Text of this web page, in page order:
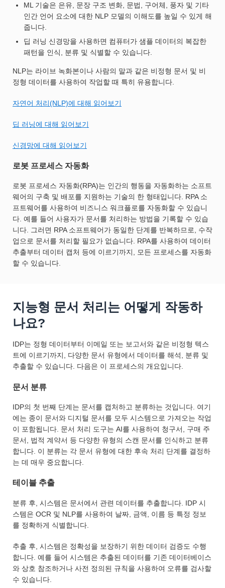
ML 기술은 은유, 문장 구조 변화, 문법, 구어체, 풍자 및 기타
인간 언어 요소에 대한 NLP 모델의 이해도를 높일 수 있게 해
줍니다.
딥 러닝 신경망을 사용하면 컴퓨터가 샘플 데이터의 복잡한
패턴을 인식, 분류 및 식별할 수 있습니다.
NLP는 라이브 녹화본이나 사람의 말과 같은 비정형 문서 및 비
정형 데이터를 사용하여 작업할 때 특히 유용합니다.
자연어 처리(NLP)에 대해 읽어보기
딥 러닝에 대해 읽어보기
신경망에 대해 읽어보기
로봇 프로세스 자동화
로봇 프로세스 자동화(RPA)는 인간의 행동을 자동화하는 소프트
웨어의 구축 및 배포를 지원하는 기술의 한 형태입니다. RPA 소
프트웨어를 사용하여 비즈니스 워크플로를 자동화할 수 있습니
다. 예를 들어 사용자가 문서를 처리하는 방법을 기록할 수 있습
니다. 그러면 RPA 소프트웨어가 동일한 단계를 반복하므로, 수작
업으로 문서를 처리할 필요가 없습니다. RPA를 사용하여 데이터
추출부터 데이터 캡처 등에 이르기까지, 모든 프로세스를 자동화
할 수 있습니다.
지능형 문서 처리는 어떻게 작동하
나요?
IDP는 정형 데이터부터 이메일 또는 보고서와 같은 비정형 텍스
트에 이르기까지, 다양한 문서 유형에서 데이터를 해석, 분류 및
추출할 수 있습니다. 다음은 이 프로세스의 개요입니다.
문서 분류
IDP의 첫 번째 단계는 문서를 캡처하고 분류하는 것입니다. 여기
에는 종이 문서와 디지털 문서를 모두 시스템으로 가져오는 작업
이 포함됩니다. 문서 처리 도구는 AI를 사용하여 청구서, 구매 주
문서, 법적 계약서 등 다양한 유형의 스캔 문서를 인식하고 분류
합니다. 이 분류는 각 문서 유형에 대한 후속 처리 단계를 결정하
는 데 매우 중요합니다.
테이블 추출
분류 후, 시스템은 문서에서 관련 데이터를 추출합니다. IDP 시
스템은 OCR 및 NLP를 사용하여 날짜, 금액, 이름 등 특정 정보
를 정확하게 식별합니다.
추출 후, 시스템은 정확성을 보장하기 위한 데이터 검증도 수행
합니다. 예를 들어 시스템은 추출된 데이터를 기존 데이터베이스
와 상호 참조하거나 사전 정의된 규칙을 사용하여 오류를 검사할
수 있습니다.